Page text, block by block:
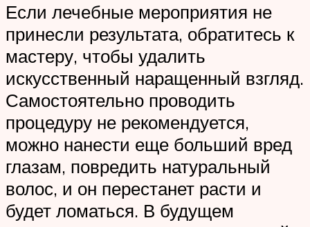
Если лечебные мероприятия не
принесли результата, обратитесь к
мастеру, чтобы удалить
искусственный наращенный взгляд.
Самостоятельно проводить
процедуру не рекомендуется,
можно нанести еще больший вред
глазам, повредить натуральный
волос, и он перестанет расти и
будет ломаться. В будущем